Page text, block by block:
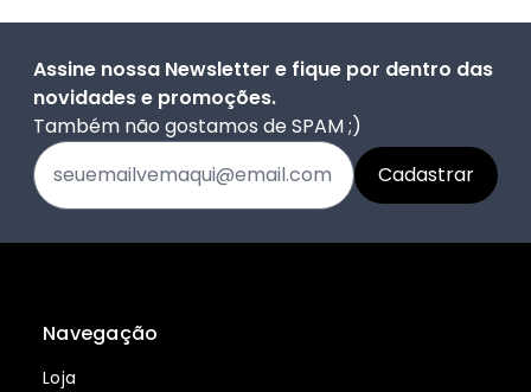
Assine nossa Newsletter e fique por dentro das
novidades e promoções.
Também não gostamos de SPAM ;)
Navegação
Loja